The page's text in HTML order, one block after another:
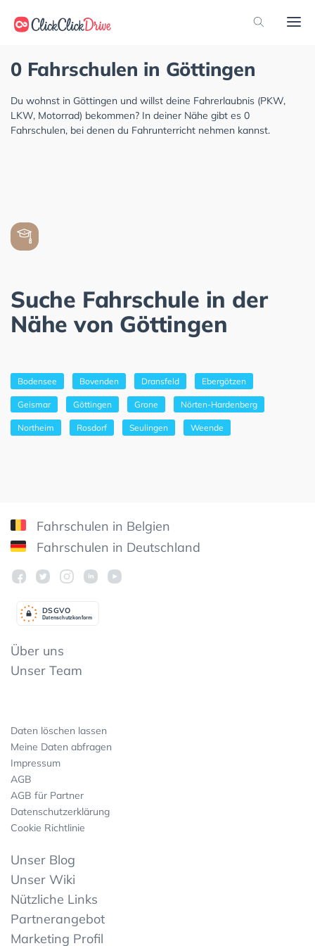
0 Fahrschulen in Göttingen
Du wohnst in Göttingen und willst deine Fahrerlaubnis (PKW,
LKW, Motorrad) bekommen? In deiner Nähe gibt es 0
Fahrschulen, bei denen du Fahrunterricht nehmen kannst.
Suche Fahrschule in der
Nähe von Göttingen
Bodensee Bovenden Dransfeld Ebergötzen
Geismar Göttingen Grone Nörten-Hardenberg
Northeim Rosdorf Seulingen Weende
Fahrschulen in Belgien
Fahrschulen in Deutschland
Datenschutzkonform
DSGVO
Über uns
Unser Team
Daten löschen lassen
Meine Daten abfragen
Impressum
AGB
AGB für Partner
Datenschutzerklärung
Cookie Richtlinie
Unser Blog
Unser Wiki
Nützliche Links
Partnerangebot
Marketing Profil